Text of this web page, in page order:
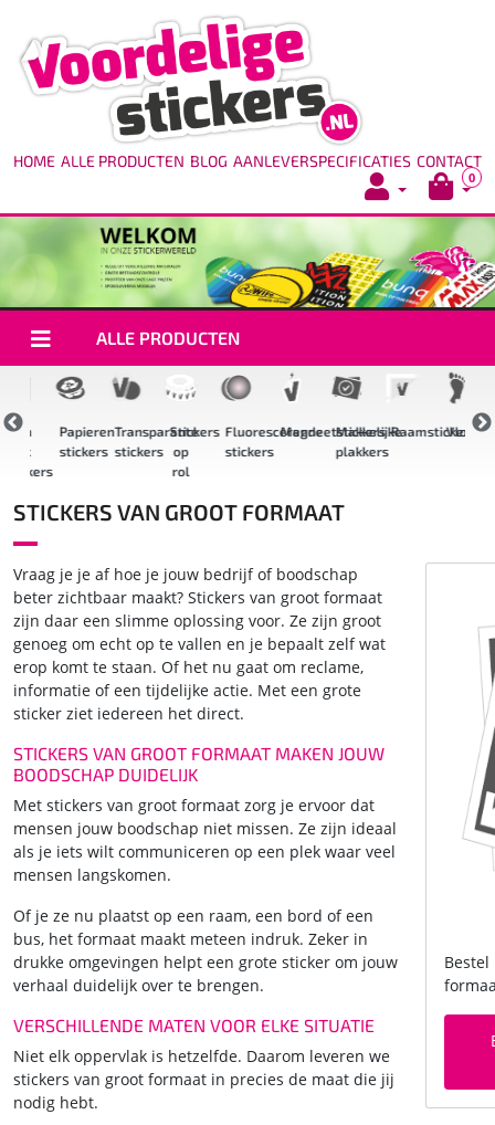
HOME ALLE PRODUCTEN BLOG AANLEVERSPECIFICATIES CONTACT
0
ALLE PRODUCTEN
Papieren
stickers
Transparante
stickers
Stickers
op
rol
Fluorescerende
stickers
Magneetstickers
Makkelijke
plakkers
Raamstickers
STICKERS VAN GROOT FORMAAT
Vraag je je af hoe je jouw bedrijf of boodschap
beter zichtbaar maakt? Stickers van groot formaat
zijn daar een slimme oplossing voor. Ze zijn groot
genoeg om echt op te vallen en je bepaalt zelf wat
erop komt te staan. Of het nu gaat om reclame,
informatie of een tijdelijke actie. Met een grote
sticker ziet iedereen het direct.
STICKERS VAN GROOT FORMAAT MAKEN JOUW
BOODSCHAP DUIDELIJK
Met stickers van groot formaat zorg je ervoor dat
mensen jouw boodschap niet missen. Ze zijn ideaal
als je iets wilt communiceren op een plek waar veel
mensen langskomen.
Of je ze nu plaatst op een raam, een bord of een
bus, het formaat maakt meteen indruk. Zeker in
drukke omgevingen helpt een grote sticker om jouw
verhaal duidelijk over te brengen.
VERSCHILLENDE MATEN VOOR ELKE SITUATIE
Niet elk oppervlak is hetzelfde. Daarom leveren we
stickers van groot formaat in precies de maat die jij
nodig hebt.